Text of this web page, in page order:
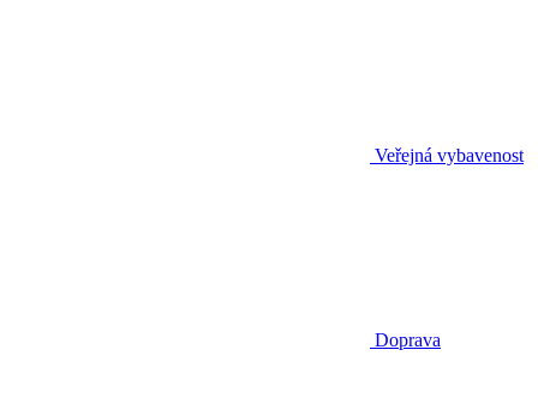
Veřejná vybavenost
Doprava